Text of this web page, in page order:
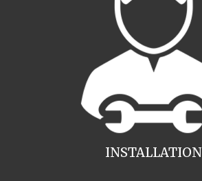
INSTALLATION